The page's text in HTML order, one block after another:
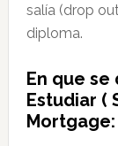
salía (drop
diploma.
En que
Estudiar (
Mortgage: